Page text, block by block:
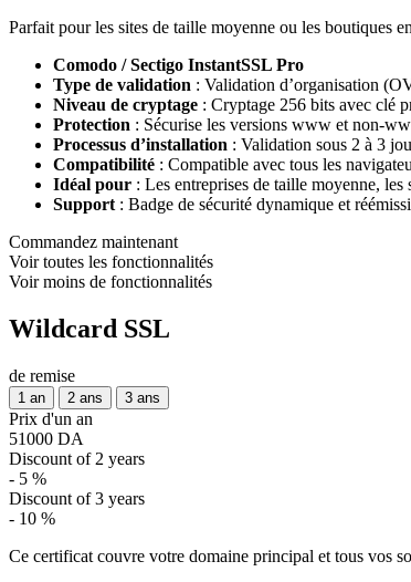
Parfait pour les sites de taille moyenne ou les boutiques
Comodo / Sectigo InstantSSL Pro
Type de validation : Validation d’organisation
Niveau de cryptage : Cryptage 256 bits avec clé
Protection : Sécurise les versions www et non-
Processus d’installation : Validation sous 2 à 3
Compatibilité : Compatible avec tous les
Idéal pour : Les entreprises de taille moyenne,
Support : Badge de sécurité dynamique et
Commandez maintenant
Voir toutes les fonctionnalités
Voir moins de fonctionnalités
Wildcard SSL
de remise
1 an 2 ans 3 ans
Prix d'un an
51000 DA
Discount of 2 years
- 5 %
Discount of 3 years
- 10 %
Ce certificat couvre votre domaine principal et tous vos